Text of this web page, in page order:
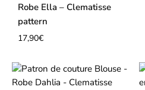
Robe Ella – Clematisse
pattern
17,90€